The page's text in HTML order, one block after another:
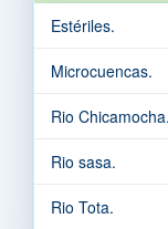
Estériles.
Microcuencas.
Rio Chicamocha.
Rio sasa.
Rio Tota.